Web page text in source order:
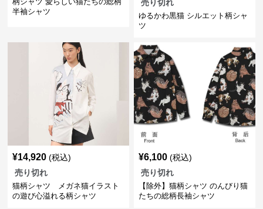
半袖シャツ
売り切れ
ゆるかわ黒猫 シルエット柄シャ
ツ
¥14,920 (税込)
売り切れ
猫柄シャツ メガネ猫イラスト
の遊び心溢れる柄シャツ
¥6,100 (税込)
売り切れ
【除外】猫柄シャツ のんびり猫
たちの総柄長袖シャツ